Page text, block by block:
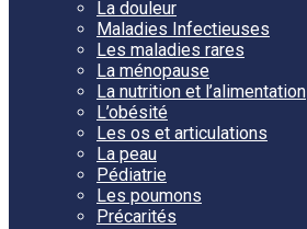
La douleur
Maladies Infectieuses
Les maladies rares
La ménopause
La nutrition et l’alimentation
L’obésité
Les os et articulations
La peau
Pédiatrie
Les poumons
Précarités